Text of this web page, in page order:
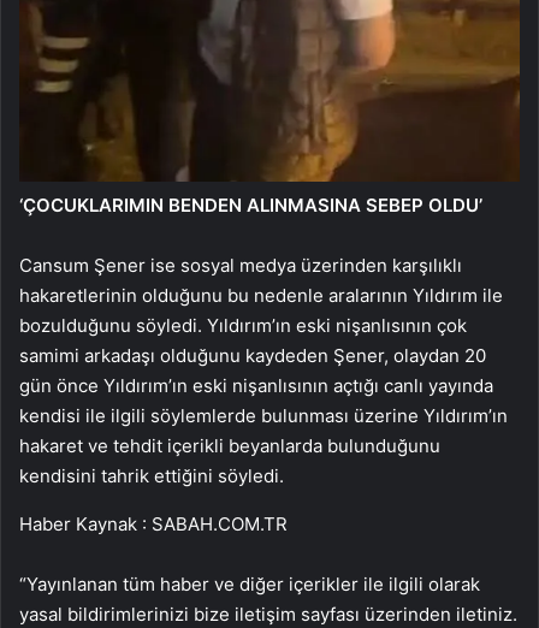
‘ÇOCUKLARIMIN BENDEN ALINMASINA SEBEP OLDU’
Cansum Şener ise sosyal medya üzerinden karşılıklı
hakaretlerinin olduğunu bu nedenle aralarının Yıldırım ile
bozulduğunu söyledi. Yıldırım’ın eski nişanlısının çok
samimi arkadaşı olduğunu kaydeden Şener, olaydan 20
gün önce Yıldırım’ın eski nişanlısının açtığı canlı yayında
kendisi ile ilgili söylemlerde bulunması üzerine Yıldırım’ın
hakaret ve tehdit içerikli beyanlarda bulunduğunu
kendisini tahrik ettiğini söyledi.
Haber Kaynak : SABAH.COM.TR
“Yayınlanan tüm haber ve diğer içerikler ile ilgili olarak
yasal bildirimlerinizi bize iletişim sayfası üzerinden iletiniz.